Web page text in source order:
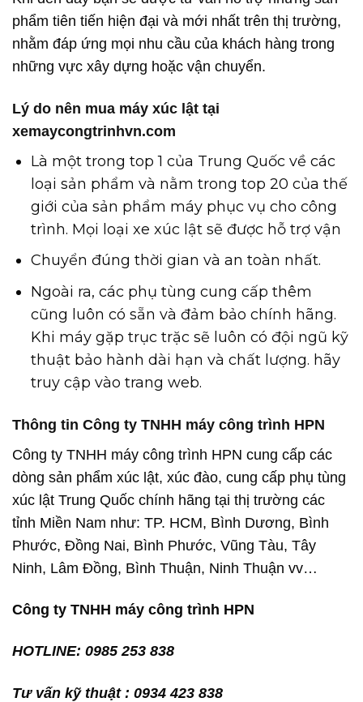
phẩm tiên tiến hiện đại và mới nhất trên thị trường,
nhằm đáp ứng mọi nhu cầu của khách hàng trong
những vực xây dựng hoặc vận chuyển.
Lý do nên mua máy xúc lật tại
xemaycongtrinhvn.com
Là một trong top 1 của Trung Quốc về các
loại sản phẩm và nằm trong top 20 của thế
giới của sản phẩm máy phục vụ cho công
trình. Mọi loại xe xúc lật sẽ được hỗ trợ vận
Chuyển đúng thời gian và an toàn nhất.
Ngoài ra, các phụ tùng cung cấp thêm
cũng luôn có sẵn và đảm bảo chính hãng.
Khi máy gặp trục trặc sẽ luôn có đội ngũ kỹ
thuật bảo hành dài hạn và chất lượng. hãy
truy cập vào trang web.
Thông tin Công ty TNHH máy công trình HPN
Công ty TNHH máy công trình HPN cung cấp các
dòng sản phẩm xúc lật, xúc đào, cung cấp phụ tùng
xúc lật Trung Quốc chính hãng tại thị trường các
tỉnh Miền Nam như: TP. HCM, Bình Dương, Bình
Phước, Đồng Nai, Bình Phước, Vũng Tàu, Tây
Ninh, Lâm Đồng, Bình Thuận, Ninh Thuận vv…
Công ty TNHH máy công trình HPN
HOTLINE: 0985 253 838
Tư vấn kỹ thuật : 0934 423 838